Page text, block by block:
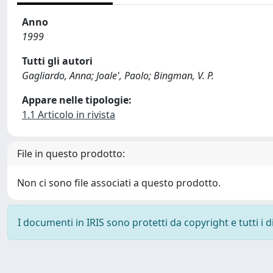
Anno
1999
Tutti gli autori
Gagliardo, Anna; Joale', Paolo; Bingman, V. P.
Appare nelle tipologie:
1.1 Articolo in rivista
File in questo prodotto:
Non ci sono file associati a questo prodotto.
I documenti in IRIS sono protetti da copyright e tutti i